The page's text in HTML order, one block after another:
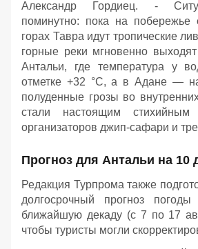
Александр Гордиец. -
поминутно: пока на побережье
горах Тавра идут тропические
горные реки мгновенно
Антальи, где температура у
отметке +32 °C, а в Адане —
полуденные грозы во
стали настоящим стихийным
организаторов джип-сафари и
Прогноз для Антальи на 10
Редакция Турпрома также
долгосрочный прогноз
ближайшую декаду (с 7 по 17
чтобы туристы могли